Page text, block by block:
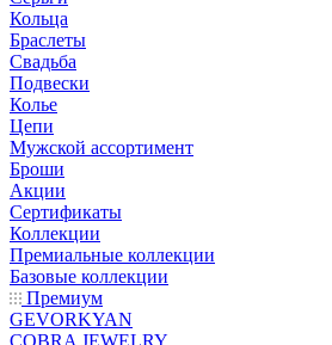
Кольца
Браслеты
Свадьба
Подвески
Колье
Цепи
Мужской ассортимент
Броши
Акции
Сертификаты
Коллекции
Премиальные коллекции
Базовые коллекции
Премиум
GEVORKYAN
COBRA JEWELRY